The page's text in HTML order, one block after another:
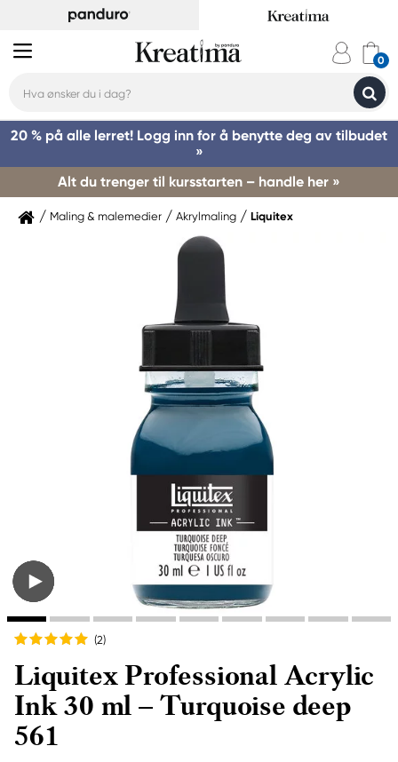
20 % på alle lerret! Logg inn for å benytte deg av tilbudet
»
Alt du trenger til kursstarten – handle her »
Maling & malemedier Akrylmaling Liquitex
(2)
Liquitex Professional Acrylic
Ink 30 ml – Turquoise deep
561